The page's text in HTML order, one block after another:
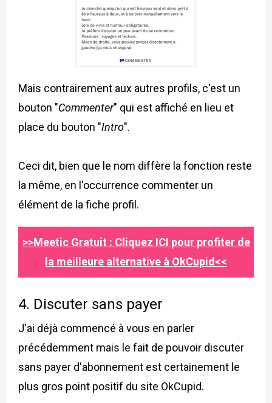
Mais contrairement aux autres profils, c'est un
bouton "Commenter" qui est affiché en lieu et
place du bouton "Intro".
Ceci dit, bien que le nom diffère la fonction reste
la même, en l'occurrence commenter un
élément de la fiche profil.
>>Meetic Gratuit : Cliquez ICI pour profiter de
la meilleure alternative à OkCupid<<
4. Discuter sans payer
J'ai déjà commencé à vous en parler
précédemment mais le fait de pouvoir discuter
sans payer d'abonnement est certainement le
plus gros point positif du site OkCupid.